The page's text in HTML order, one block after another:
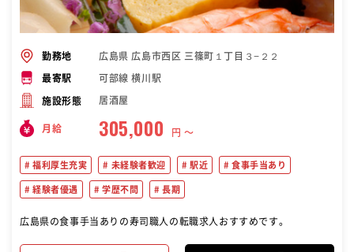
勤務地 広島県 広島市西区 三篠町１丁目３−２２
最寄駅 可部線 横川駅
施設形態 居酒屋
月給 305,000 円 〜
福利厚生充実 未経験者歓迎 駅近 食事手当あり
経験者優遇 学歴不問 長期
広島県の食事手当ありの寿司職人の転職求人おすすめです。